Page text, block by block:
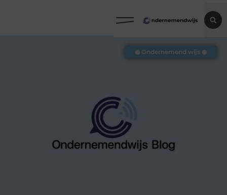
◉ Ondernemend wijs ◉